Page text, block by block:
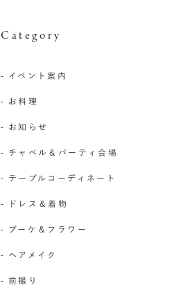
Category
- イベント案内
- お料理
- お知らせ
- チャペル＆パーティ会場
- テーブルコーディネート
- ドレス＆着物
- ブーケ＆フラワー
- ヘアメイク
- 前撮り